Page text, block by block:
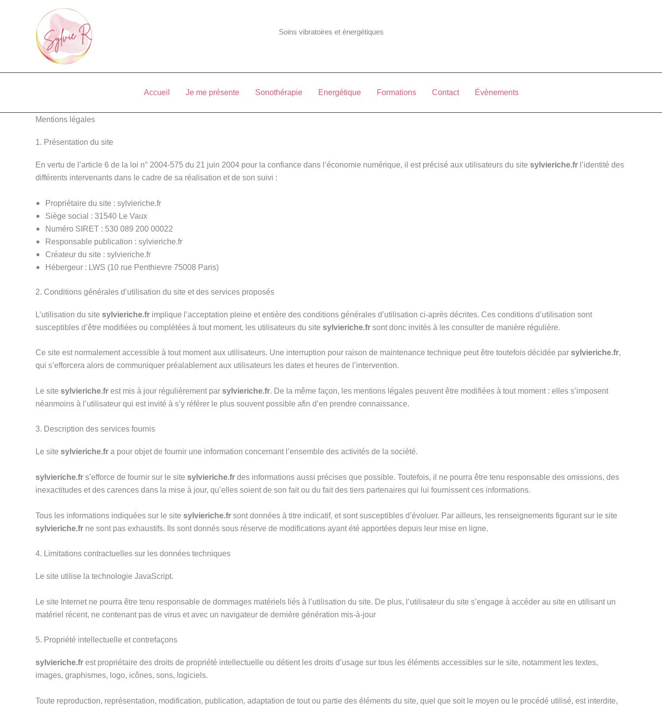
Soins vibratoires et énergétiques
Accueil Je me présente Sonothérapie Energétique Formations Contact Évènements
Mentions légales
1. Présentation du site
En vertu de l’article 6 de la loi n° 2004-575 du 21 juin 2004 pour la confiance dans l’économie numérique, il est précisé aux utilisateurs du site sylvieriche.fr l’identité des
différents intervenants dans le cadre de sa réalisation et de son suivi :
Propriétaire du site : sylvieriche.fr
Siège social : 31540 Le Vaux
Numéro SIRET : 530 089 200 00022
Responsable publication : sylvieriche.fr
Créateur du site : sylvieriche.fr
Hébergeur : LWS (10 rue Penthievre 75008 Paris)
2. Conditions générales d’utilisation du site et des services proposés
L’utilisation du site sylvieriche.fr implique l’acceptation pleine et entière des conditions générales d’utilisation ci-après décrites. Ces conditions d’utilisation sont
susceptibles d’être modifiées ou complétées à tout moment, les utilisateurs du site sylvieriche.frsont donc invités à les consulter de manière régulière.
Ce site est normalement accessible à tout moment aux utilisateurs. Une interruption pour raison de maintenance technique peut être toutefois décidée parsylvieriche.fr,
qui s’efforcera alors de communiquer préalablement aux utilisateurs les dates et heures de l’intervention.
Le site sylvieriche.frest mis à jour régulièrement parsylvieriche.fr. De la même façon, les mentions légales peuvent être modifiées à tout moment : elles s’imposent
néanmoins à l’utilisateur qui est invité à s’y référer le plus souvent possible afin d’en prendre connaissance.
3. Description des services fournis
Le site sylvieriche.fra pour objet de fournir une information concernant l’ensemble des activités de la société.
sylvieriche.frs’efforce de fournir sur le site sylvieriche.frdes informations aussi précises que possible. Toutefois, il ne pourra être tenu responsable des omissions, des
inexactitudes et des carences dans la mise à jour, qu’elles soient de son fait ou du fait des tiers partenaires qui lui fournissent ces informations.
Tous les informations indiquées sur le site sylvieriche.frsont données à titre indicatif, et sont susceptibles d’évoluer. Par ailleurs, les renseignements figurant sur le site
sylvieriche.fr ne sont pas exhaustifs. Ils sont donnés sous réserve de modifications ayant été apportées depuis leur mise en ligne.
4. Limitations contractuelles sur les données techniques
Le site utilise la technologie JavaScript.
Le site Internet ne pourra être tenu responsable de dommages matériels liés à l’utilisation du site. De plus, l’utilisateur du site s’engage à accéder au site en utilisant un
matériel récent, ne contenant pas de virus et avec un navigateur de dernière génération mis-à-jour
5. Propriété intellectuelle et contrefaçons
sylvieriche.frest propriétaire des droits de propriété intellectuelle ou détient les droits d’usage sur tous les éléments accessibles sur le site, notamment les textes,
images, graphismes, logo, icônes, sons, logiciels.
Toute reproduction, représentation, modification, publication, adaptation de tout ou partie des éléments du site, quel que soit le moyen ou le procédé utilisé, est interdite,